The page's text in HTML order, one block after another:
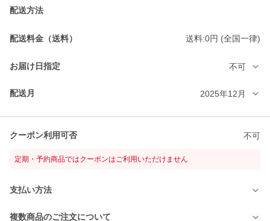
配送方法
配送料金（送料） 送料:0円 (全国一律)
お届け日指定 不可
配送月 2025年12月
クーポン利用可否 不可
定期・予約商品ではクーポンはご利用いただけません
支払い方法
複数商品のご注文について